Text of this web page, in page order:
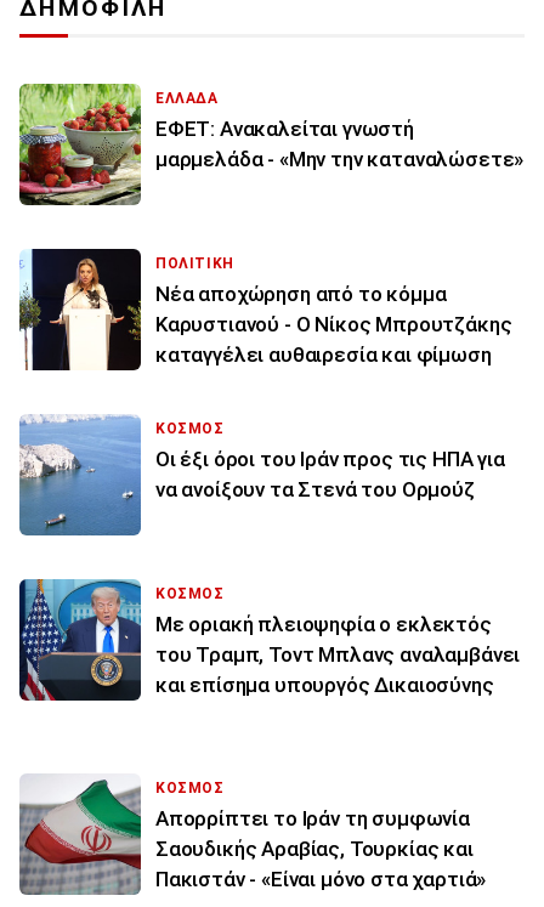
ΔΗΜΟΦΙΛΗ
ΕΛΛΑΔΑ
ΕΦΕΤ: Ανακαλείται γνωστή
μαρμελάδα - «Μην την καταναλώσετε»
ΠΟΛΙΤΙΚΗ
Νέα αποχώρηση από το κόμμα
Καρυστιανού - Ο Νίκος Μπρουτζάκης
καταγγέλει αυθαιρεσία και φίμωση
ΚΟΣΜΟΣ
Οι έξι όροι του Ιράν προς τις ΗΠΑ για
να ανοίξουν τα Στενά του Ορμούζ
ΚΟΣΜΟΣ
Με οριακή πλειοψηφία ο εκλεκτός
του Τραμπ, Τοντ Μπλανς αναλαμβάνει
και επίσημα υπουργός Δικαιοσύνης
ΚΟΣΜΟΣ
Απορρίπτει το Ιράν τη συμφωνία
Σαουδικής Αραβίας, Τουρκίας και
Πακιστάν - «Είναι μόνο στα χαρτιά»